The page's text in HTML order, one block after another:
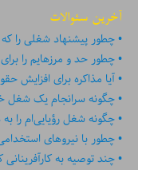
آخرین سئوالات
چطور پیشنهاد شغلی را
چطور حد و مرزهایم را
آیا مذاکره برای افزایش
چگونه سرانجام یک شغل
چگونه شغل رؤیایی‌ام را
چطور با نیروهای
چند توصیه به